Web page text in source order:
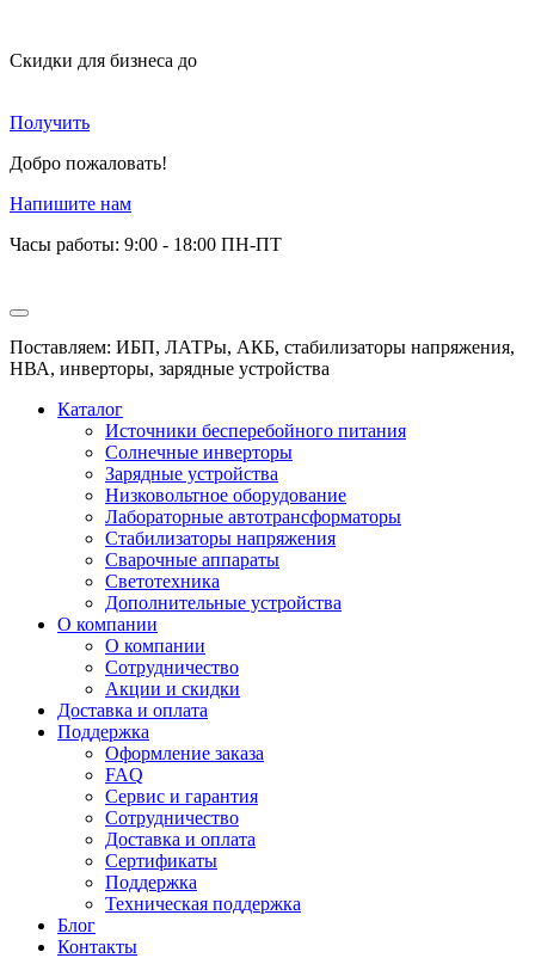
Скидки для бизнеса до
Получить
Добро пожаловать!
Напишите нам
Часы работы: 9:00 - 18:00 ПН-ПТ
Поставляем: ИБП, ЛАТРы, АКБ, стабилизаторы напряжения,
НВА, инверторы, зарядные устройства
Каталог
Источники бесперебойного питания
Солнечные инверторы
Зарядные устройства
Низковольтное оборудование
Лабораторные автотрансформаторы
Стабилизаторы напряжения
Сварочные аппараты
Светотехника
Дополнительные устройства
О компании
О компании
Сотрудничество
Акции и скидки
Доставка и оплата
Поддержка
Оформление заказа
FAQ
Сервис и гарантия
Сотрудничество
Доставка и оплата
Сертификаты
Поддержка
Техническая поддержка
Блог
Контакты